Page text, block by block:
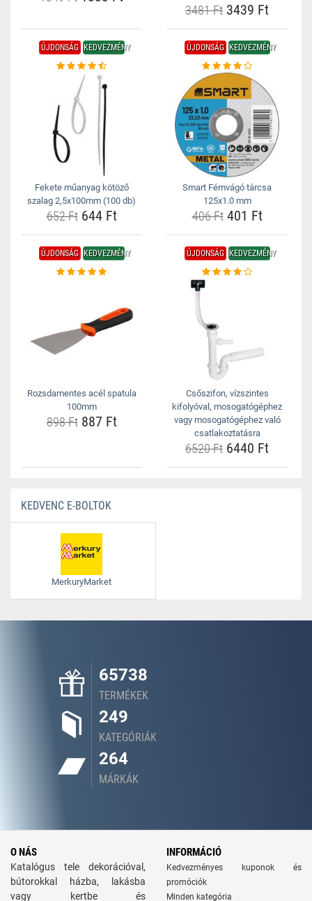
3481 Ft 3439 Ft
ÚJDONSÁG KEDVEZMÉNY
Fekete műanyag kötöző
szalag 2,5x100mm (100 db)
652 Ft644 Ft
ÚJDONSÁG KEDVEZMÉNY
Smart Fémvágó tárcsa
125x1.0 mm
406 Ft401 Ft
ÚJDONSÁG KEDVEZMÉNY
Rozsdamentes acél spatula
100mm
898 Ft887 Ft
ÚJDONSÁG KEDVEZMÉNY
Csőszifon, vízszintes
kifolyóval, mosogatógéphez
vagy mosogatógéphez való
csatlakoztatásra
6520 Ft 6440 Ft
KEDVENC E-BOLTOK
MerkuryMarket
65738
TERMÉKEK
249
KATEGÓRIÁK
264
MÁRKÁK
O NÁS
Katalógus tele dekorációval,
bútorokkal házba, lakásba
vagy kertbe és
INFORMÁCIÓ
Kedvezményes kuponok és
promóciók
Minden kategória